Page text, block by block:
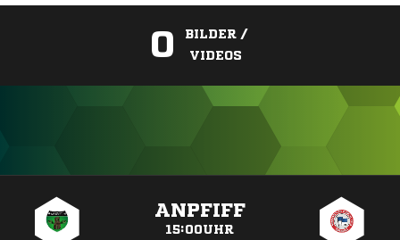
0
BILDER /
VIDEOS
ANPFIFF
15:00UHR